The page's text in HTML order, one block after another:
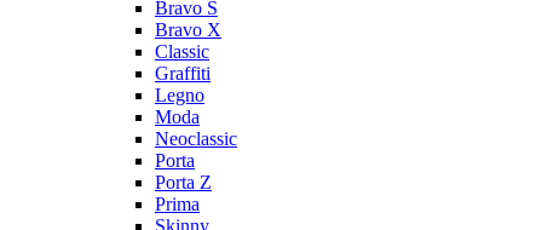
Bravo S
Bravo X
Classic
Graffiti
Legno
Moda
Neoclassic
Porta
Porta Z
Prima
Skinny